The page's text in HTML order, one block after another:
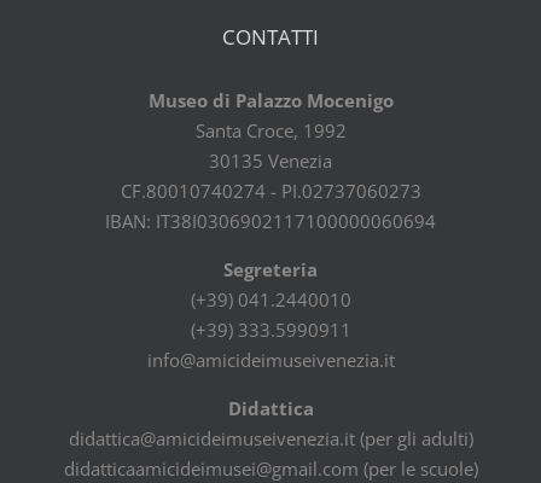
CONTATTI
Museo di Palazzo Mocenigo
Santa Croce, 1992
30135 Venezia
CF.80010740274 - PI.02737060273
IBAN: IT38I0306902117100000060694
Segreteria
(+39) 041.2440010
(+39) 333.5990911
info@amicideimuseivenezia.it
Didattica
didattica@amicideimuseivenezia.it (per gli adulti)
didatticaamicideimusei@gmail.com (per le scuole)